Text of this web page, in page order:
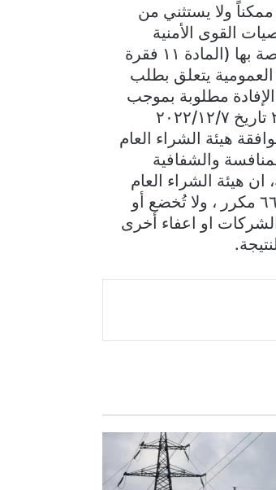
ولا يستثني من
القوى الأمنية
والعسكرية في أن يكون لها بالنظر إلى طبيعة عملها معايير نشر خاصة بها (المادة ١١ فقرة
العمومية يتعلق بطلب
مطلوبة بموجب
قانون مقاطعة إسرائيل وبموجب المذكرة رقم ١٥/ هـ.ش. ع / ۲۰۲۲ تاریخ ۲۰۲۲/۱۲/۷
هيئة الشراء العام
والشفافية
هيئة الشراء العام
تطبق قانون الشراء العام، تستند الى معاييره ولا تعمل على قاعدة ٦٦ مكرر ، ولا تُخضع أو
او اعفاء أخرى